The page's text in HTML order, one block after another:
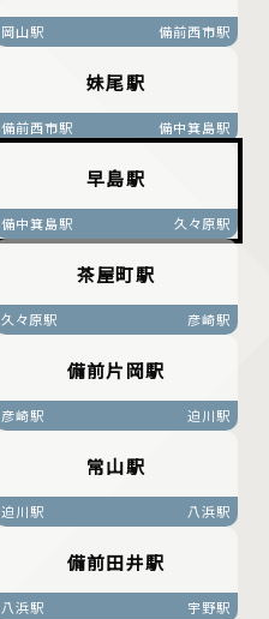
岡山駅 備前西市駅
妹尾駅
備前西市駅 備中箕島駅
早島駅
備中箕島駅 久々原駅
茶屋町駅
久々原駅 彦崎駅
備前片岡駅
彦崎駅 迫川駅
常山駅
迫川駅 八浜駅
備前田井駅
八浜駅 宇野駅